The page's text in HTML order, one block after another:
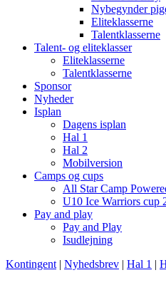
Nybegynder
Eliteklasserne
Talentklasserne
Talent- og eliteklasser
Eliteklasserne
Talentklasserne
Sponsor
Nyheder
Isplan
Dagens isplan
Hal 1
Hal 2
Mobilversion
Camps og cups
All Star Camp
U10 Ice Warriors cup
Pay and play
Pay and Play
Isudlejning
Kontingent | Nyhedsbrev | Hal 1 |